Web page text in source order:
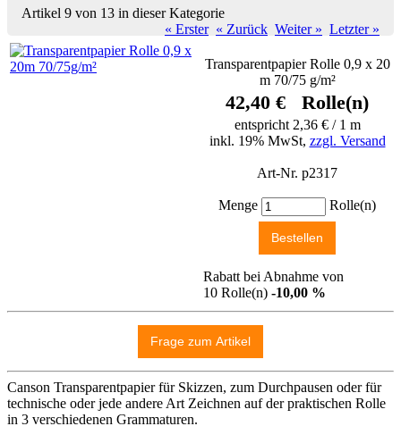
Artikel 9 von 13 in dieser Kategorie
« Erster « Zurück Weiter » Letzter »
Transparentpapier Rolle 0,9 x 20
m 70/75 g/m²
42,40 € Rolle(n)
entspricht 2,36 € / 1 m
inkl. 19% MwSt, zzgl. Versand
Art-Nr. p2317
Menge Rolle(n)
Rabatt bei Abnahme von
10 Rolle(n) -10,00 %
Canson Transparentpapier für Skizzen, zum Durchpausen oder für
technische oder jede andere Art Zeichnen auf der praktischen Rolle
in 3 verschiedenen Grammaturen.